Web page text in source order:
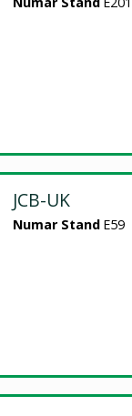
JCB-UK
Numar Stand E59